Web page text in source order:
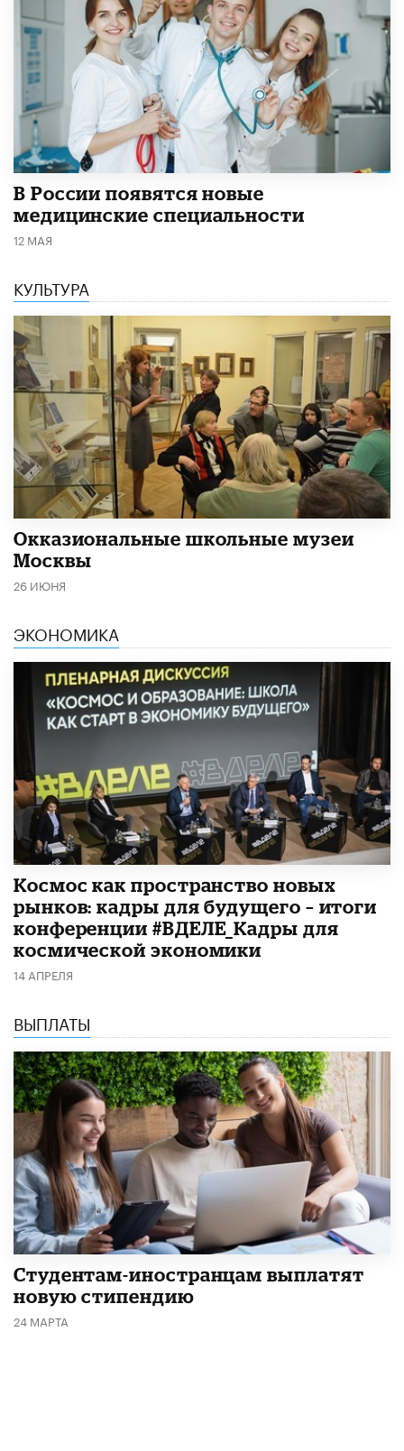
В России появятся новые
медицинские специальности
12 МАЯ
КУЛЬТУРА
​Окказиональные школьные музеи
Москвы
26 ИЮНЯ
ЭКОНОМИКА
Космос как пространство новых
рынков: кадры для будущего – итоги
конференции #ВДЕЛЕ_Кадры для
космической экономики
14 АПРЕЛЯ
ВЫПЛАТЫ
Студентам-иностранцам выплатят
новую стипендию
24 МАРТА